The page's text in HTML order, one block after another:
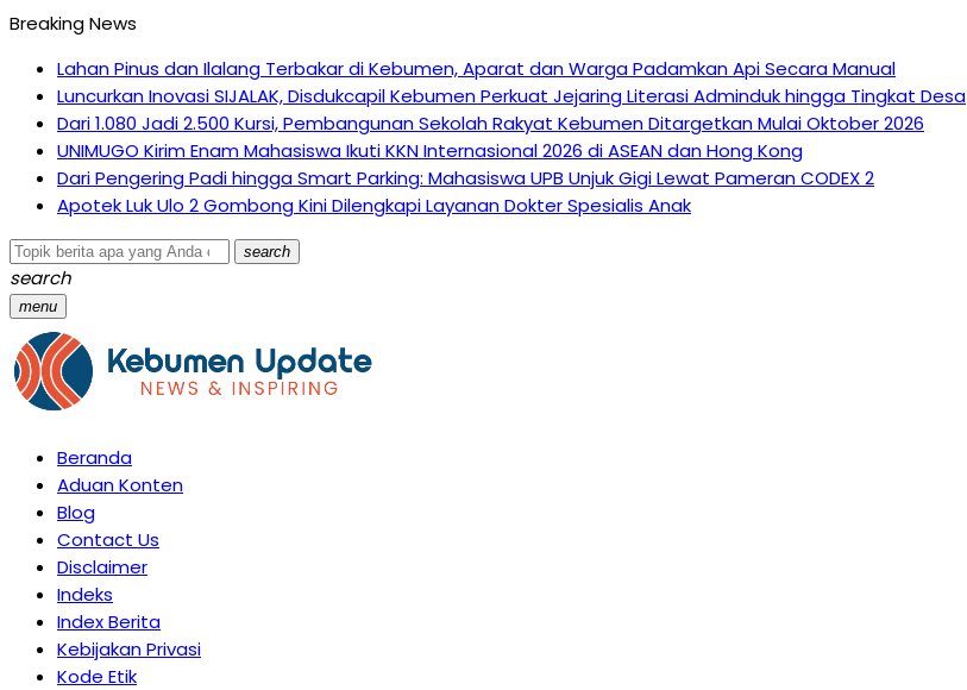
Breaking News
Lahan Pinus dan Ilalang Terbakar di Kebumen, Aparat dan Warga Padamkan Api Secara Manual
Luncurkan Inovasi SIJALAK, Disdukcapil Kebumen Perkuat Jejaring Literasi Adminduk hingga Tingkat Desa
Dari 1.080 Jadi 2.500 Kursi, Pembangunan Sekolah Rakyat Kebumen Ditargetkan Mulai Oktober 2026
UNIMUGO Kirim Enam Mahasiswa Ikuti KKN Internasional 2026 di ASEAN dan Hong Kong
Dari Pengering Padi hingga Smart Parking: Mahasiswa UPB Unjuk Gigi Lewat Pameran CODEX 2
Apotek Luk Ulo 2 Gombong Kini Dilengkapi Layanan Dokter Spesialis Anak
search
search
menu
Beranda
Aduan Konten
Blog
Contact Us
Disclaimer
Indeks
Index Berita
Kebijakan Privasi
Kode Etik